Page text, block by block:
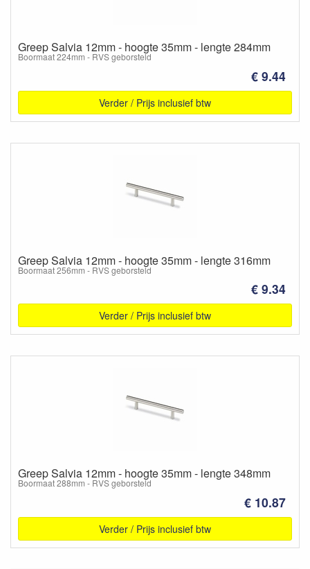
Greep Salvia 12mm - hoogte 35mm - lengte 284mm
Boormaat 224mm - RVS geborsteld
€ 9.44
Verder / Prijs inclusief btw
Greep Salvia 12mm - hoogte 35mm - lengte 316mm
Boormaat 256mm - RVS geborsteld
€ 9.34
Verder / Prijs inclusief btw
Greep Salvia 12mm - hoogte 35mm - lengte 348mm
Boormaat 288mm - RVS geborsteld
€ 10.87
Verder / Prijs inclusief btw